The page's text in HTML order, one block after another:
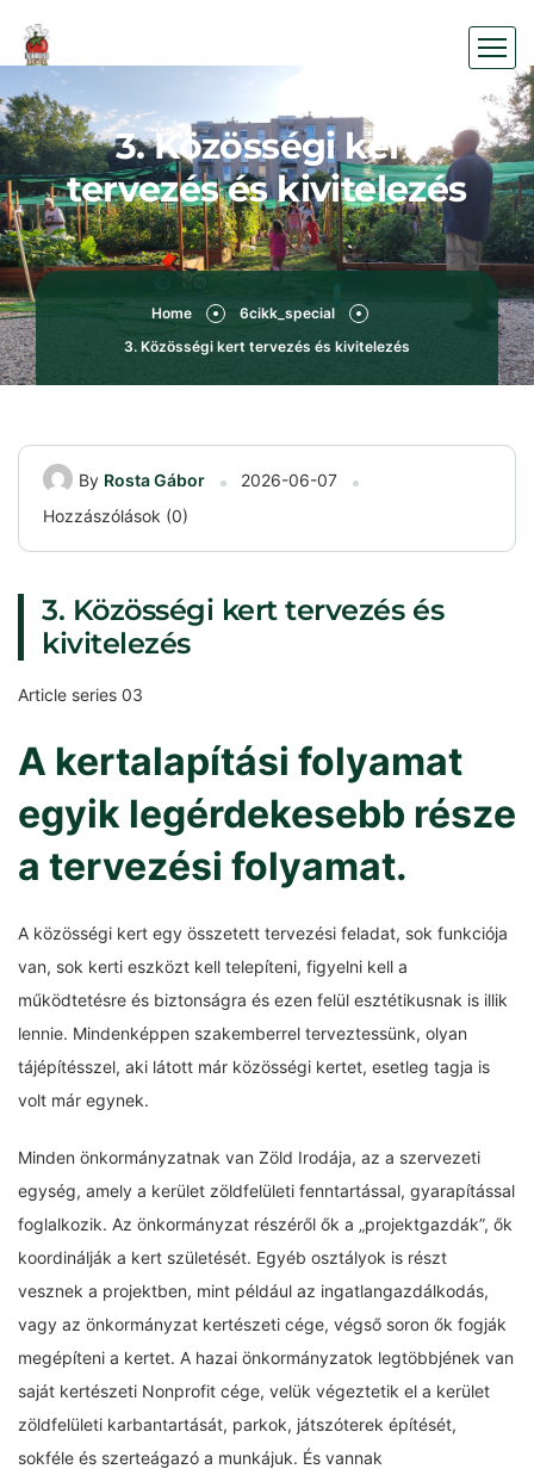
3. Közösségi kert
tervezés és kivitelezés
Home
6cikk_special
3. Közösségi kert tervezés és kivitelezés
By Rosta Gábor
2026-06-07
Hozzászólások (0)
3. Közösségi kert tervezés és
kivitelezés
Article series 03
A kertalapítási folyamat
egyik legérdekesebb része
a tervezési folyamat.
A közösségi kert egy összetett tervezési feladat, sok funkciója
van, sok kerti eszközt kell telepíteni, figyelni kell a
működtetésre és biztonságra és ezen felül esztétikusnak is illik
lennie. Mindenképpen szakemberrel terveztessünk, olyan
tájépítésszel, aki látott már közösségi kertet, esetleg tagja is
volt már egynek.
Minden önkormányzatnak van Zöld Irodája, az a szervezeti
egység, amely a kerület zöldfelületi fenntartással, gyarapítással
foglalkozik. Az önkormányzat részéről ők a „projektgazdák”, ők
koordinálják a kert születését. Egyéb osztályok is részt
vesznek a projektben, mint például az ingatlangazdálkodás,
vagy az önkormányzat kertészeti cége, végső soron ők fogják
megépíteni a kertet. A hazai önkormányzatok legtöbbjének van
saját kertészeti Nonprofit cége, velük végeztetik el a kerület
zöldfelületi karbantartását, parkok, játszóterek építését,
sokféle és szerteágazó a munkájuk. És vannak